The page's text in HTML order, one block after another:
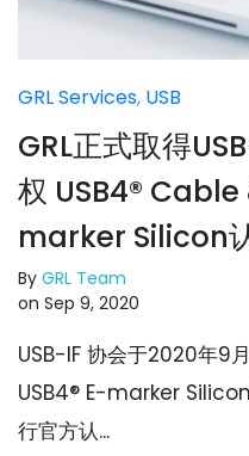
GRL Services, USB
GRL正式取得
权 USB4®
marker Silicon
By GRL Team
on Sep 9, 2020
USB-IF 协会于2020年9
USB4® E-marker
行官方认...